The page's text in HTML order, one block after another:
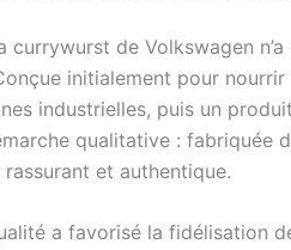
currywurst de Volkswagen
initialement pour
industrielles, puis un
qualitative :
et authentique.
a favorisé la fidélisation